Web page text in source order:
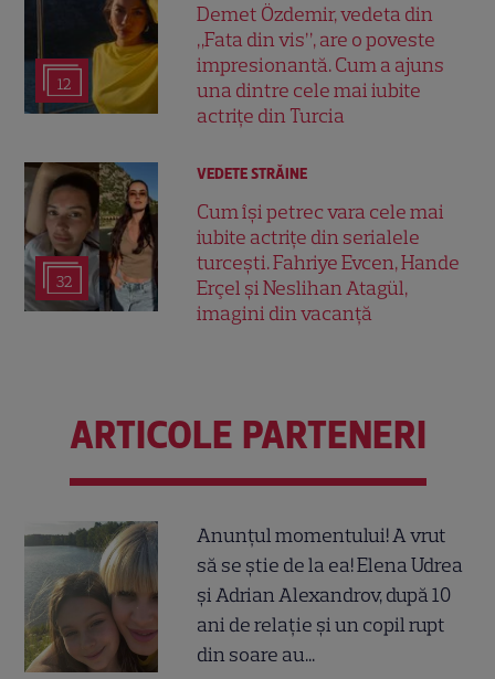
12
Demet Özdemir, vedeta din
„Fata din vis”, are o poveste
impresionantă. Cum a ajuns
una dintre cele mai iubite
actrițe din Turcia
32
VEDETE STRĂINE
Cum își petrec vara cele mai
iubite actrițe din serialele
turcești. Fahriye Evcen, Hande
Erçel și Neslihan Atagül,
imagini din vacanță
ARTICOLE PARTENERI
Anunțul momentului! A vrut
să se știe de la ea! Elena Udrea
și Adrian Alexandrov, după 10
ani de relație și un copil rupt
din soare au...